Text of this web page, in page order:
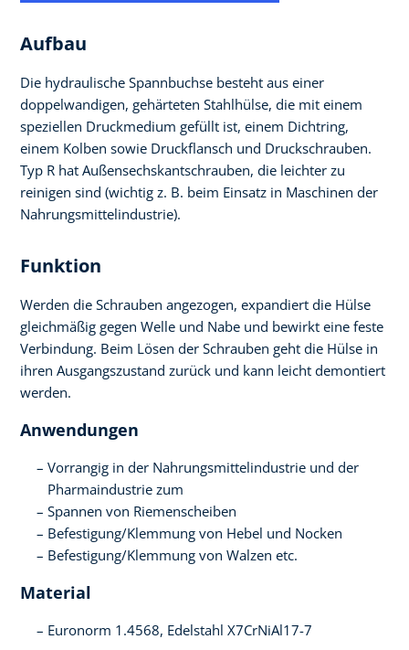
Aufbau
Die hydraulische Spannbuchse besteht aus einer
doppelwandigen, gehärteten Stahlhülse, die mit einem
speziellen Druckmedium gefüllt ist, einem Dichtring,
einem Kolben sowie Druckflansch und Druckschrauben.
Typ R hat Außensechskantschrauben, die leichter zu
reinigen sind (wichtig z. B. beim Einsatz in Maschinen der
Nahrungsmittelindustrie).
Funktion
Werden die Schrauben angezogen, expandiert die Hülse
gleichmäßig gegen Welle und Nabe und bewirkt eine feste
Verbindung. Beim Lösen der Schrauben geht die Hülse in
ihren Ausgangszustand zurück und kann leicht demontiert
werden.
Anwendungen
Vorrangig in der Nahrungsmittelindustrie und der
Pharmaindustrie zum
Spannen von Riemenscheiben
Befestigung/Klemmung von Hebel und Nocken
Befestigung/Klemmung von Walzen etc.
Material
Euronorm 1.4568, Edelstahl X7CrNiAl17-7